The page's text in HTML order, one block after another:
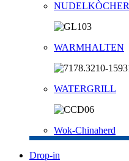
NUDELKÒCHER
WARMHALTEN
WATERGRILL
Wok-Chinaherd
Drop-in